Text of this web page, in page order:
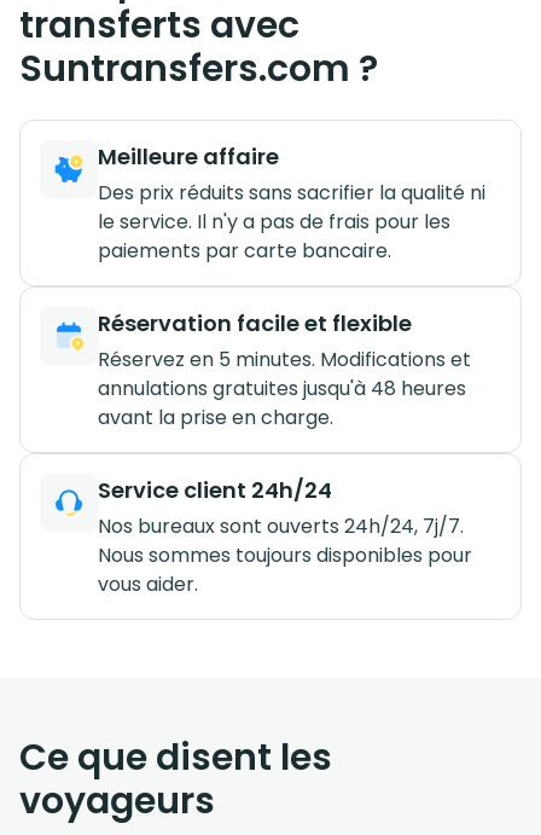
transferts avec
Suntransfers.com ?
Meilleure affaire
Des prix réduits sans sacrifier la qualité ni
le service. Il n'y a pas de frais pour les
paiements par carte bancaire.
Réservation facile et flexible
Réservez en 5 minutes. Modifications et
annulations gratuites jusqu'à 48 heures
avant la prise en charge.
Service client 24h/24
Nos bureaux sont ouverts 24h/24, 7j/7.
Nous sommes toujours disponibles pour
vous aider.
Ce que disent les
voyageurs